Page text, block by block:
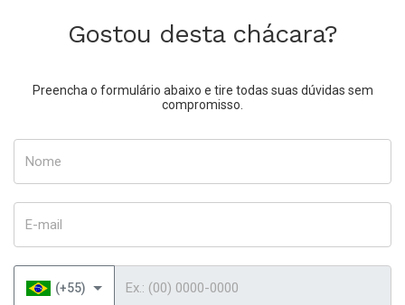
Gostou desta chácara?
Preencha o formulário abaixo e tire todas suas dúvidas sem
compromisso.
(+55)